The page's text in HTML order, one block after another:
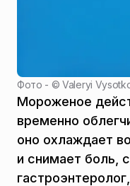
Фото - ©Valeryi
Мороженое
временно
оно охлаждает
и снимает боль,